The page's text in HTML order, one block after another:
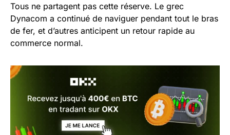
Tous ne partagent pas cette réserve. Le grec
Dynacom a continué de naviguer pendant tout le bras
de fer, et d’autres anticipent un retour rapide au
commerce normal.